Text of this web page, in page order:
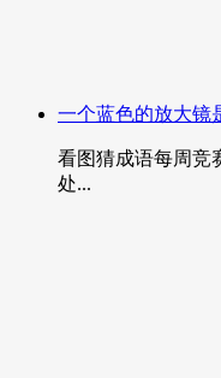
一个蓝色的放大镜
看图猜成语每周竞
处...